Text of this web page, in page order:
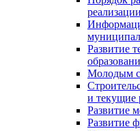
Развитие
Молодым
и текущие
Развитие
Развитие